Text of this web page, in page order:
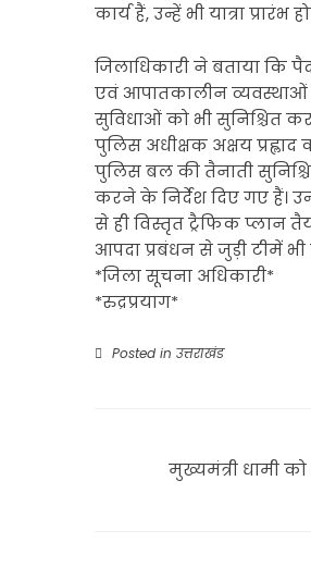
कार्य हैं, उन्हें भी यात्रा
जिलाधिकारी ने बताया कि
एवं आपातकालीन व्यवस्थाओं
सुविधाओं को भी सुनिश्चित कर
पुलिस अधीक्षक अक्षय
पुलिस बल की तैनाती
करने के निर्देश दिए गए हैं।
से ही विस्तृत ट्रैफिक प्लान
आपदा प्रबंधन से जुड़ी टीमें भी
*जिला सूचना अधिकारी*
*रुद्रप्रयाग*
Posted in उत्तराखंड
मुख्यमंत्री धामी